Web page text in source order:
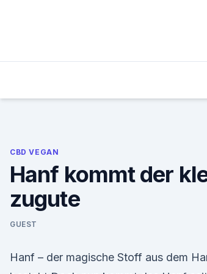
CBD VEGAN
Hanf kommt der
zugute
GUEST
Hanf – der magische Stoff aus dem